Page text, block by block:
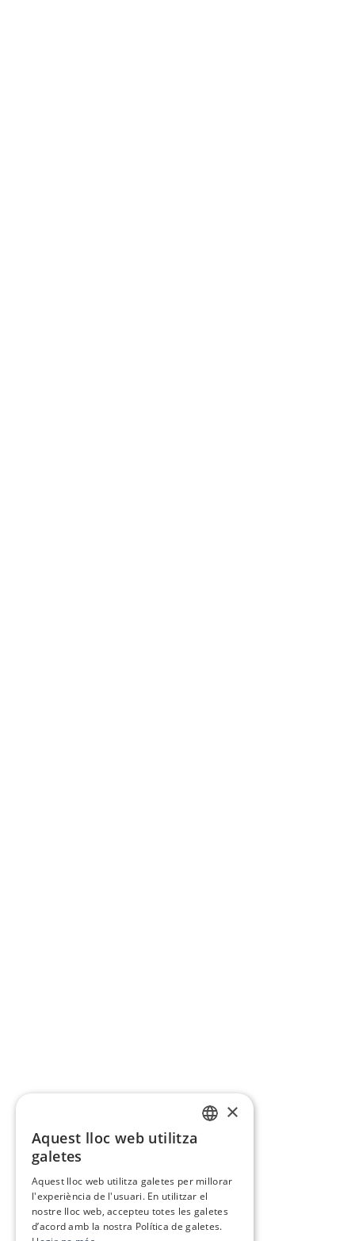
×
Aquest lloc web utilitza
galetes
Aquest lloc web utilitza galetes per millorar
l'experiència de l'usuari. En utilitzar el
nostre lloc web, accepteu totes les galetes
d’acord amb la nostra Política de galetes.